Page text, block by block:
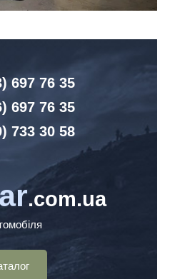
697 76 35
697 76 35
733 30 58
.com.ua